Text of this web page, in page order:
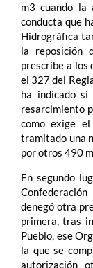
m3 cuando la
conducta que
Hidrográfica
la reposición
prescribe a los
el 327 del
ha indicado
resarcimiento
como exige
tramitado una
por otros 490
En segundo
denegó otra
primera, tras
Pueblo, ese
la que se
autorización